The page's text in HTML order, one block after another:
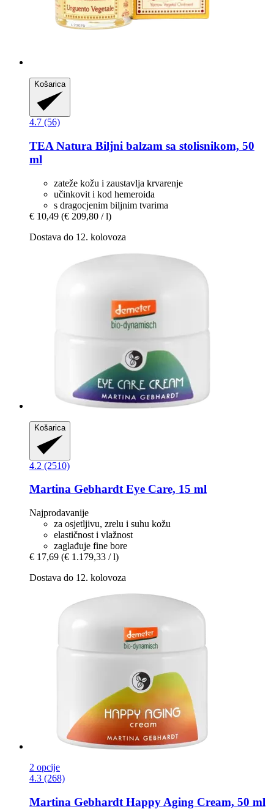
Košarica
4.7 (56)
TEA Natura Biljni balzam sa stolisnikom, 50
ml
zateže kožu i zaustavlja krvarenje
učinkovit i kod hemeroida
s dragocjenim biljnim tvarima
€ 10,49 (€ 209,80 / l)
Dostava do 12. kolovoza
Košarica
4.2 (2510)
Martina GebhardtEye Care, 15 ml
Najprodavanije
za osjetljivu, zrelu i suhu kožu
elastičnost i vlažnost
zaglađuje fine bore
€ 17,69 (€ 1.179,33 / l)
Dostava do 12. kolovoza
2 opcije
4.3 (268)
Martina Gebhardt Happy Aging Cream, 50 ml